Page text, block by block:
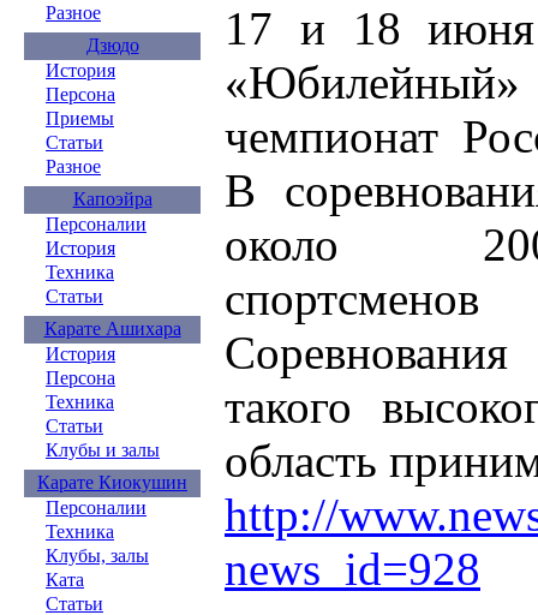
Разное
Дзюдо
История
Персона
Приемы
Статьи
Разное
Капоэйра
Персоналии
История
Техника
Статьи
Карате Ашихара
История
Персона
Техника
Статьи
Клубы и залы
Карате Киокушин
Персоналии
Техника
Клубы, залы
Ката
Статьи
17 и 18 июня
чемпионат
В
около
такого
область
http://
news_id=928